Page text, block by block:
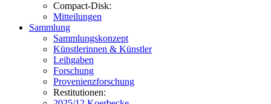
Compact-Disk:
Mitteilungen
Sammlung
Sammlungskonzept
Künstlerinnen & Künstler
Leihgaben
Forschung
Provenienzforschung
Restitutionen: